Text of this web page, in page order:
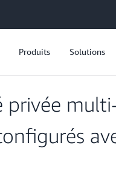
Produits Solutions
privée